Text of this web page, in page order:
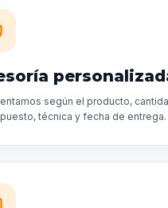
según el producto,
técnica y fecha de entrega.